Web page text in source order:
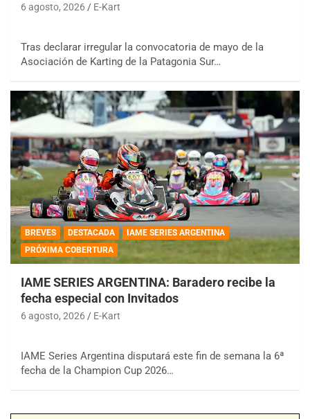
6 agosto, 2026 E-Kart
Tras declarar irregular la convocatoria de mayo de la
Asociación de Karting de la Patagonia Sur…
BREVES DESTACADA
IAME SERIES ARGENTINA
PRÓXIMA COBERTURA
IAME SERIES ARGENTINA: Baradero recibe la
fecha especial con Invitados
6 agosto, 2026 E-Kart
IAME Series Argentina disputará este fin de semana la 6ª
fecha de la Champion Cup 2026…